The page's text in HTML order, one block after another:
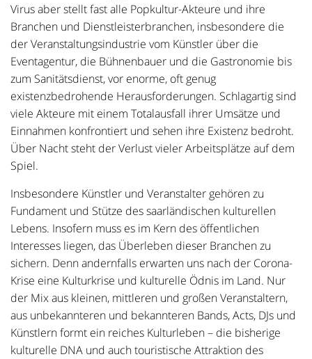
Virus aber stellt fast alle Popkultur-Akteure und ihre
Branchen und Dienstleisterbranchen, insbesondere die
der Veranstaltungsindustrie vom Künstler über die
Eventagentur, die Bühnenbauer und die Gastronomie bis
zum Sanitätsdienst, vor enorme, oft genug
existenzbedrohende Herausforderungen. Schlagartig sind
viele Akteure mit einem Totalausfall ihrer Umsätze und
Einnahmen konfrontiert und sehen ihre Existenz bedroht.
Über Nacht steht der Verlust vieler Arbeitsplätze auf dem
Spiel.
Insbesondere Künstler und Veranstalter gehören zu
Fundament und Stütze des saarländischen kulturellen
Lebens. Insofern muss es im Kern des öffentlichen
Interesses liegen, das Überleben dieser Branchen zu
sichern. Denn andernfalls erwarten uns nach der Corona-
Krise eine Kulturkrise und kulturelle Ödnis im Land. Nur
der Mix aus kleinen, mittleren und großen Veranstaltern,
aus unbekannteren und bekannteren Bands, Acts, DJs und
Künstlern formt ein reiches Kulturleben – die bisherige
kulturelle DNA und auch touristische Attraktion des